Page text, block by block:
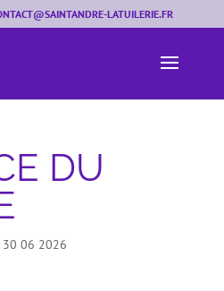
LATUILERIE.FR
DU
30 06 2026